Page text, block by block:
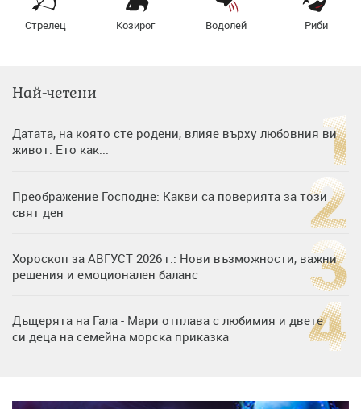
Стрелец Козирог Водолей Риби
Най-четени
Датата, на която сте родени, влияе върху любовния ви
живот. Ето как...
Преображение Господне: Какви са поверията за този
свят ден
Хороскоп за АВГУСТ 2026 г.: Нови възможности, важни
решения и емоционален баланс
Дъщерята на Гала - Мари отплава с любимия и двете
си деца на семейна морска приказка
Братя Аргирови я изненадаха с песен